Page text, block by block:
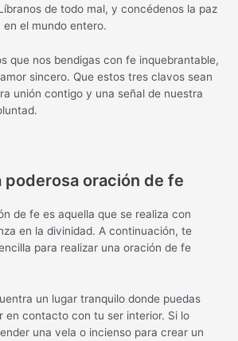
de todo mal, y concédenos la paz
el mundo entero.
que nos bendigas con fe inquebrantable,
sincero. Que estos tres clavos sean
unión contigo y una señal de nuestra
poderosa oración de fe
de fe es aquella que se realiza con
en la divinidad. A continuación, te
para realizar una oración de fe
un lugar tranquilo donde puedas
en contacto con tu ser interior. Si lo
una vela o incienso para crear un